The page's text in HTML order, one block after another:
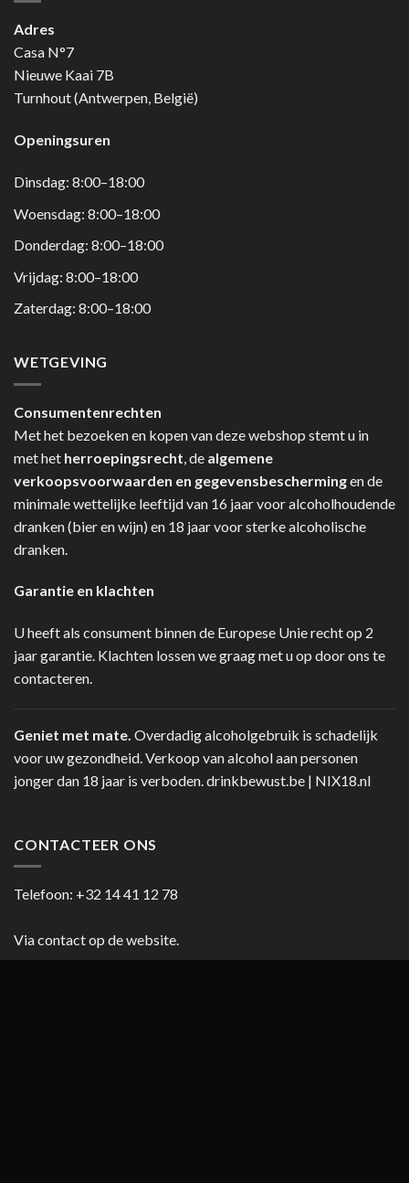
Adres
Casa N°7
Nieuwe Kaai 7B
Turnhout (Antwerpen, België)
Openingsuren
Dinsdag: 8:00–18:00
Woensdag: 8:00–18:00
Donderdag: 8:00–18:00
Vrijdag: 8:00–18:00
Zaterdag: 8:00–18:00
WETGEVING
Consumentenrechten
Met het bezoeken en kopen van deze webshop stemt u in
met het herroepingsrecht , de algemene
verkoopsvoorwaarden en gegevensbeschermingen de
minimale wettelijke leeftijd van 16 jaar voor alcoholhoudende
dranken (bier en wijn) en 18 jaar voor sterke alcoholische
dranken.
Garantie en klachten
U heeft als consument binnen de Europese Unie recht op 2
jaar garantie. Klachten lossen we graag met u op door ons te
contacteren.
Geniet met mate. Overdadig alcoholgebruik is schadelijk
voor uw gezondheid. Verkoop van alcohol aan personen
jonger dan 18 jaar is verboden.drinkbewust.be | NIX18.nl
CONTACTEER ONS
Telefoon: +32 14 41 12 78
Via contact op de website.